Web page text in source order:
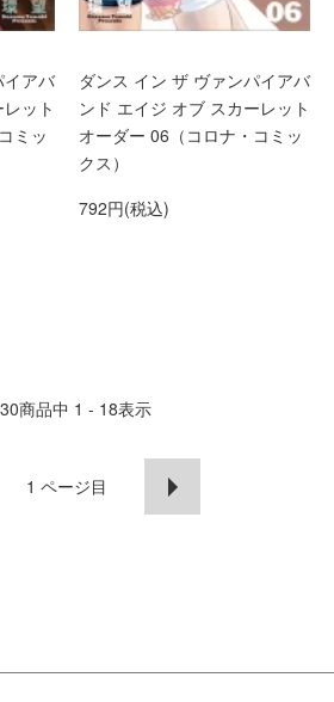
イアバ
ット
ミッ
ダンス イン ザ ヴァンパイアバ
ンド エイジ オブ スカーレット
オーダー 06（コロナ・コミッ
クス）
792円(税込)
30商品中 1 - 18表示
1 ページ目